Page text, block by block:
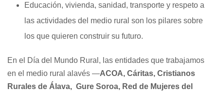
Educación, vivienda, sanidad, transporte y respeto a
las actividades del medio rural son los pilares sobre
los que quieren construir su futuro.
En el Día del Mundo Rural, las entidades que trabajamos
en el medio rural alavés —ACOA, Cáritas, Cristianos
Rurales de Álava, Gure Soroa, Red de Mujeres del